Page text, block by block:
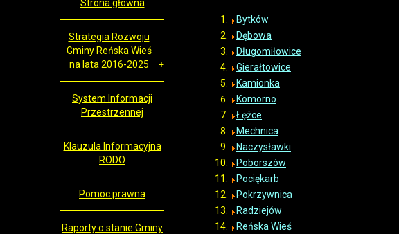
Bytków
Dębowa
Długomiłowice
Gierałtowice
Kamionka
Komorno
Łężce
Mechnica
Naczysławki
Poborszów
Pociękarb
Pokrzywnica
Radziejów
Reńska Wieś
Strona główna
Strategia Rozwoju
Gminy Reńska Wieś
na lata 2016-2025
System Informacji
Przestrzennej
Klauzula Informacyjna
RODO
Pomoc prawna
Raporty o stanie Gminy